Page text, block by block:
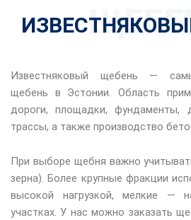
Известняковый щебень —
щебень в Эстонии. Область
дороги, площадки, фундаменты,
трассы, а также производство
При выборе щебня важно
зерна). Более крупные фракции
высокой нагрузкой, мелкие —
участках. У нас можно заказать